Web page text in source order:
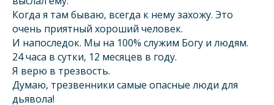
Когда я там бываю, всегда к нему захожу. Это
очень приятный хороший человек.
И напоследок. Мы на 100% служим Богу и людям.
24 часа в сутки, 12 месяцев в году.
Я верю в трезвость.
Думаю, трезвенники самые опасные люди для
дьявола!